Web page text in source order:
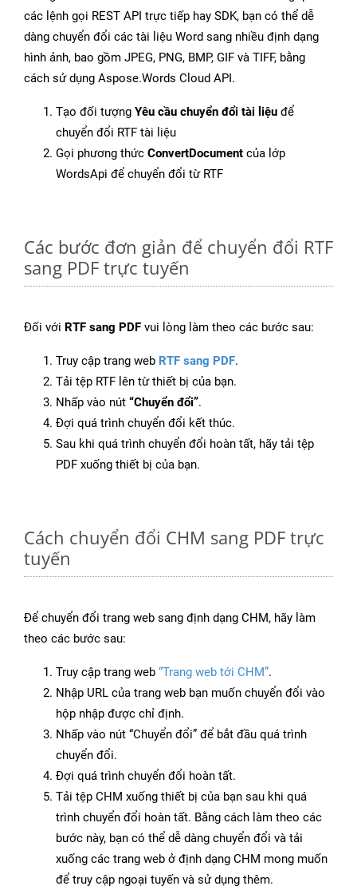
các lệnh gọi REST API trực tiếp hay SDK, bạn có thể dễ
dàng chuyển đổi các tài liệu Word sang nhiều định dạng
hình ảnh, bao gồm JPEG, PNG, BMP, GIF và TIFF, bằng
cách sử dụng Aspose.Words Cloud API.
Tạo đối tượng Yêu cầu chuyển đổi tài liệu để
chuyển đổi RTF tài liệu
Gọi phương thức ConvertDocument của lớp
WordsApi để chuyển đổi từ RTF
Các bước đơn giản để chuyển đổi RTF
sang PDF trực tuyến
Đối với RTF sang PDF vui lòng làm theo các bước sau:
Truy cập trang web RTF sang PDF.
Tải tệp RTF lên từ thiết bị của bạn.
Nhấp vào nút “Chuyển đổi”.
Đợi quá trình chuyển đổi kết thúc.
Sau khi quá trình chuyển đổi hoàn tất, hãy tải tệp
PDF xuống thiết bị của bạn.
Cách chuyển đổi CHM sang PDF trực
tuyến
Để chuyển đổi trang web sang định dạng CHM, hãy làm
theo các bước sau:
Truy cập trang web “Trang web tới CHM”.
Nhập URL của trang web bạn muốn chuyển đổi vào
hộp nhập được chỉ định.
Nhấp vào nút “Chuyển đổi” để bắt đầu quá trình
chuyển đổi.
Đợi quá trình chuyển đổi hoàn tất.
Tải tệp CHM xuống thiết bị của bạn sau khi quá
trình chuyển đổi hoàn tất. Bằng cách làm theo các
bước này, bạn có thể dễ dàng chuyển đổi và tải
xuống các trang web ở định dạng CHM mong muốn
để truy cập ngoại tuyến và sử dụng thêm.